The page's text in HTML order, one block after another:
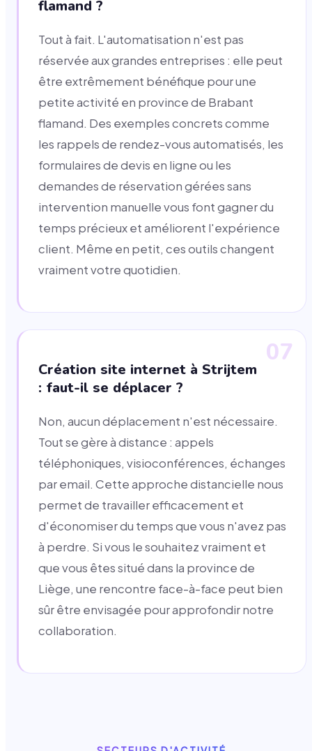
flamand ?
Tout à fait. L'automatisation n'est pas
réservée aux grandes entreprises : elle peut
être extrêmement bénéfique pour une
petite activité en province de Brabant
flamand. Des exemples concrets comme
les rappels de rendez-vous automatisés, les
formulaires de devis en ligne ou les
demandes de réservation gérées sans
intervention manuelle vous font gagner du
temps précieux et améliorent l'expérience
client. Même en petit, ces outils changent
vraiment votre quotidien.
07
Création site internet à Strijtem
: faut-il se déplacer ?
Non, aucun déplacement n'est nécessaire.
Tout se gère à distance : appels
téléphoniques, visioconférences, échanges
par email. Cette approche distancielle nous
permet de travailler efficacement et
d'économiser du temps que vous n'avez pas
à perdre. Si vous le souhaitez vraiment et
que vous êtes situé dans la province de
Liège, une rencontre face-à-face peut bien
sûr être envisagée pour approfondir notre
collaboration.